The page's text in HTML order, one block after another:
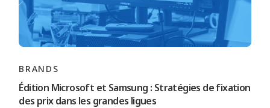
BRANDS
Édition Microsoft et Samsung : Stratégies de fixation
des prix dans les grandes ligues